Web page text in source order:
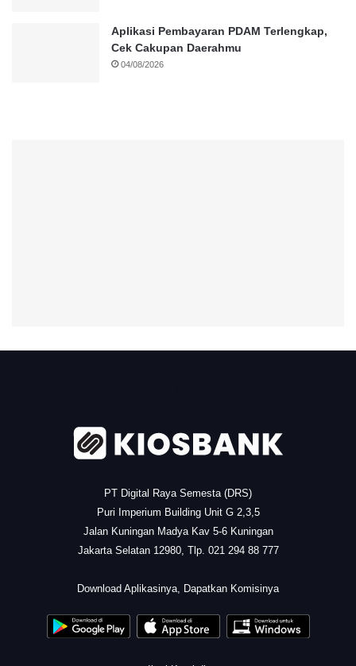
Aplikasi Pembayaran PDAM Terlengkap,
Cek Cakupan Daerahmu
04/08/2026
.
PT Digital Raya Semesta (DRS)
Puri Imperium Building Unit G 2,3,5
Jalan Kuningan Madya Kav 5-6 Kuningan
Jakarta Selatan 12980, Tlp. 021 294 88 777
Download Aplikasinya, Dapatkan Komisinya